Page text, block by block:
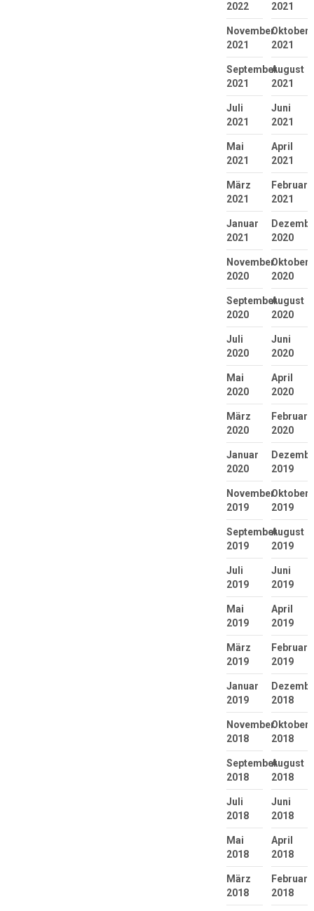
2022
2021
November
2021
Oktober
2021
September
2021
August
2021
Juli
2021
Juni
2021
Mai
2021
April
2021
März
2021
Februar
2021
Januar
2021
2020
November
2020
Oktober
2020
September
2020
August
2020
Juli
2020
Juni
2020
Mai
2020
April
2020
März
2020
Februar
2020
Januar
2020
2019
November
2019
Oktober
2019
September
2019
August
2019
Juli
2019
Juni
2019
Mai
2019
April
2019
März
2019
Februar
2019
Januar
2019
2018
November
2018
Oktober
2018
September
2018
August
2018
Juli
2018
Juni
2018
Mai
2018
April
2018
März
2018
Februar
2018